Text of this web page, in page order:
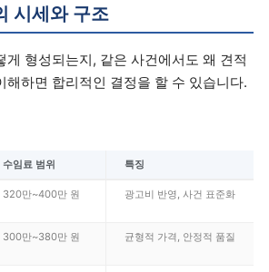
시세와 구조
게 형성되는지, 같은 사건에서도 왜 견적
해하면 합리적인 결정을 할 수 있습니다.
수임료 범위 특징
320만~400만 원 광고비 반영, 사건 표준화
300만~380만 원 균형적 가격, 안정적 품질